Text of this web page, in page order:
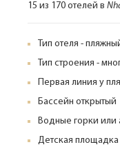
15 из 170 отелей в
Тип отеля -
Тип строения -
Первая линия у
Бассейн открытый
Водные горки или
Детская площадка